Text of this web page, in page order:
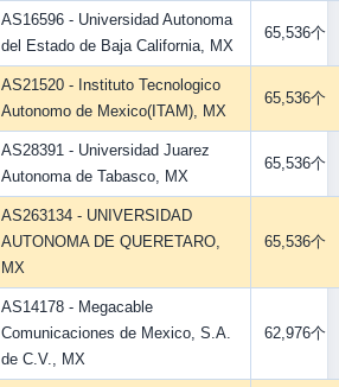
AS16596 - Universidad Autonoma
del Estado de Baja California, MX
65,536个
AS21520 - Instituto Tecnologico
Autonomo de Mexico(ITAM), MX
65,536个
AS28391 - Universidad Juarez
Autonoma de Tabasco, MX
65,536个
AS263134 - UNIVERSIDAD
AUTONOMA DE QUERETARO,
MX
65,536个
AS14178 - Megacable
Comunicaciones de Mexico, S.A.
de C.V., MX
62,976个